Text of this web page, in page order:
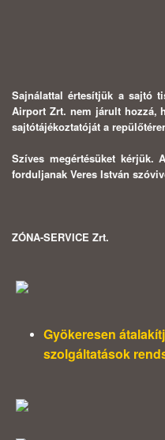
Sajnálattal értesítjük a sajtó
Airport Zrt. nem járult hozzá,
sajtótájékoztatóját a
Szíves megértésüket kérjük.
forduljanak Veres István
ZÓNA-SERVICE Zrt.
Gyökeresen
szolgáltatások